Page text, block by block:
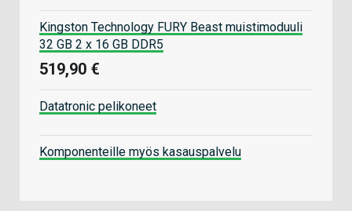
Kingston Technology FURY Beast muistimoduuli
32 GB 2 x 16 GB DDR5
519,90 €
Datatronic pelikoneet
Komponenteille myös kasauspalvelu